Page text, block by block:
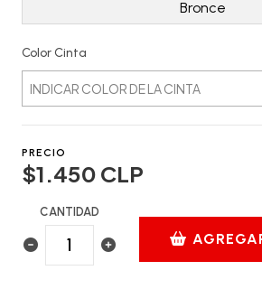
Bronce
Color Cinta
PRECIO
$1.450 CLP
CANTIDAD